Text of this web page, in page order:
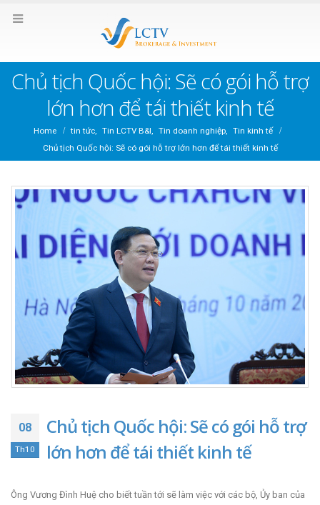
Chủ tịch Quốc hội: Sẽ có gói hỗ trợ
lớn hơn để tái thiết kinh tế
Home tin tức, Tin LCTV B&I Tin doanh nghiệp,
Tin kinh tế
Chủ tịch Quốc hội: Sẽ có gói hỗ trợ lớn hơn để tái thiết kinh tế
08
Th10
Chủ tịch Quốc hội: Sẽ có gói hỗ trợ
lớn hơn để tái thiết kinh tế
Ông Vương Đình Huệ cho biết tuần tới sẽ làm việc với các bộ, Ủy ban của